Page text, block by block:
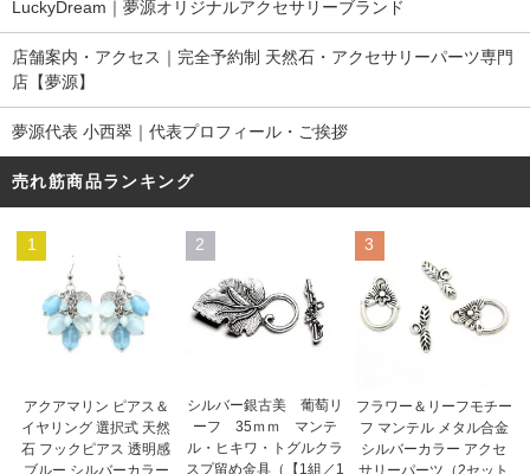
LuckyDream｜夢源オリジナルアクセサリーブランド
店舗案内・アクセス｜完全予約制 天然石・アクセサリーパーツ専門
店【夢源】
夢源代表 小西翠｜代表プロフィール・ご挨拶
売れ筋商品ランキング
1
アクアマリン ピアス＆
イヤリング 選択式 天然
石 フックピアス 透明感
ブルー シルバーカラー
2
シルバー銀古美 葡萄リ
ーフ 35ｍｍ マンテ
ル・ヒキワ・トグルクラ
スプ留め金具（【1組／1
3
フラワー＆リーフモチー
フ マンテル メタル合金
シルバーカラー アクセ
サリーパーツ（2セット